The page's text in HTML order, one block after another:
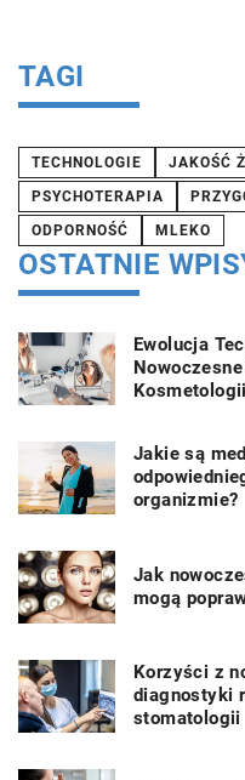
TAGI
TECHNOLOGIE JAKOŚĆ
PSYCHOTERAPIA
ODPORNOŚĆ
MLEKO
OSTATNIE
Ewolucja
Kosmetologii
Jakie są
organizmie?
Jak
mogą
Korzyści z
diagnostyki
stomatologii